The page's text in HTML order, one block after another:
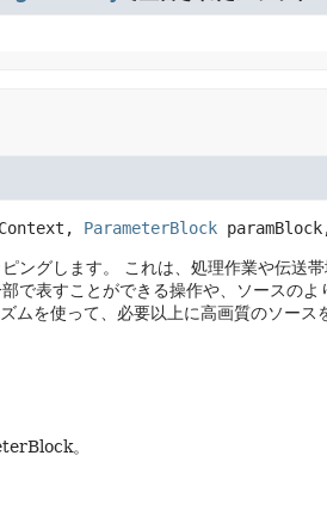
ParameterBlock
ングします。
これは、処理作業や伝送
表すことができる操作や、ソースのよ
ムを使って、必要以上に高画質のソース
。